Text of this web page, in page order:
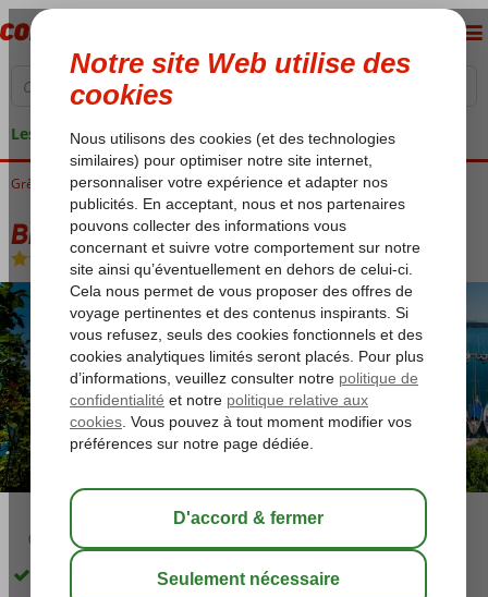
Les garanties de vacances
Grèce Corfu Bingo Corfu Bingo Corfu 4*
Bingo Corfu 4*
All Inclusive-Hôtel
02:50 sauver
Séjour en formule all inclusive